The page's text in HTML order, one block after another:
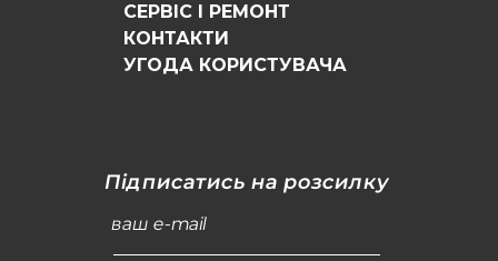
СЕРВІС І РЕМОНТ
КОНТАКТИ
УГОДА КОРИСТУВАЧА
Підписатись на розсилку
ваш e-mail